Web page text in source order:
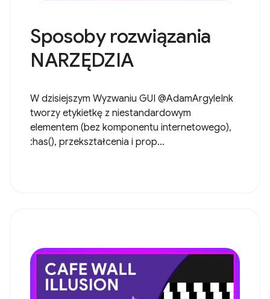
Sposoby rozwiązania
NARZĘDZIA
W dzisiejszym Wyzwaniu GUI @AdamArgyleInk
tworzy etykietkę z niestandardowym
elementem (bez komponentu internetowego),
:has(), przekształcenia i prop...